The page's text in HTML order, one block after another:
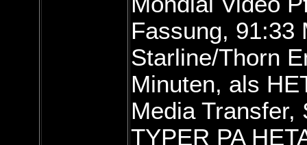
Fassung, 91:33
Starline/Thorn
Minuten, als
Media Transfer,
TYPER PA